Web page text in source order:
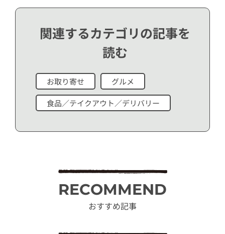
関連するカテゴリの記事を
読む
お取り寄せ グルメ
食品／テイクアウト／デリバリー
RECOMMEND
おすすめ記事